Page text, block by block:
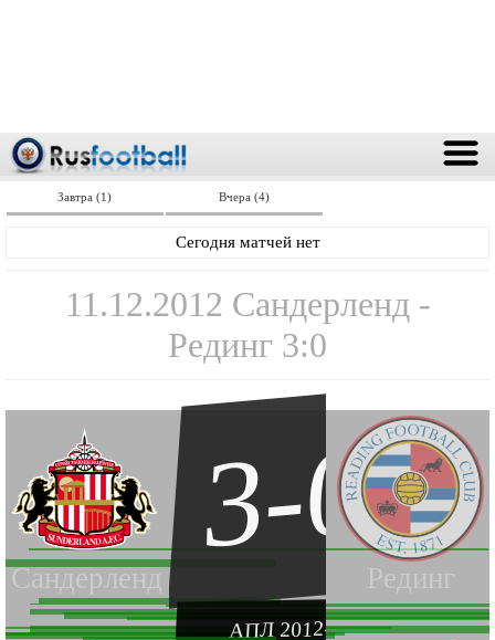
Завтра (1) Вчера (4)
Сегодня матчей нет
11.12.2012 Сандерленд -
Рединг 3:0
Сандерленд Рединг
3-0
АПЛ 2012-2013